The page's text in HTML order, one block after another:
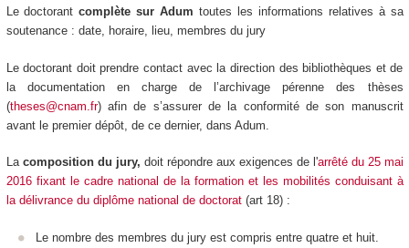
Le doctorantcomplète sur Adum toutes les informations relatives à sa
soutenance : date, horaire, lieu, membres du jury
Le doctorant doit prendre contact avec la direction des bibliothèques et de
la documentation en charge de l’archivage pérenne des thèses
(theses@cnam.fr) afin de s’assurer de la conformité de son manuscrit
avant le premier dépôt, de ce dernier, dans Adum.
La composition du jury, doit répondre aux exigences de l'arrêté du 25 mai
2016 fixant le cadre national de la formation et les mobilités conduisant à
la délivrance du diplôme national de doctorat(art 18) :
Le nombre des membres du jury est compris entre quatre et huit.